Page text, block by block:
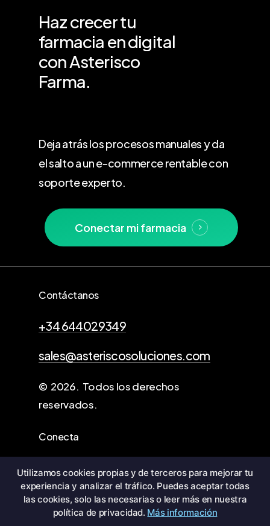
Hazcrecertu
farmacia endigital
conAsterisco
Farma.
Deja atrás los procesos manuales y da
el salto a un e-commerce rentable con
soporte experto.
Conectar mi farmacia
Contáctanos
+34 644029349
sales@asteriscosoluciones.com
© 2026. Todos los derechos
reservados.
Conecta
Grupo Asterisco
Política de Privacidad
Términos y Condiciones
Utilizamos cookies propias y de terceros para mejorar tu
experiencia y analizar el tráfico. Puedes aceptar todas
las cookies, solo las necesarias o leer más en nuestra
política de privacidad. Más información